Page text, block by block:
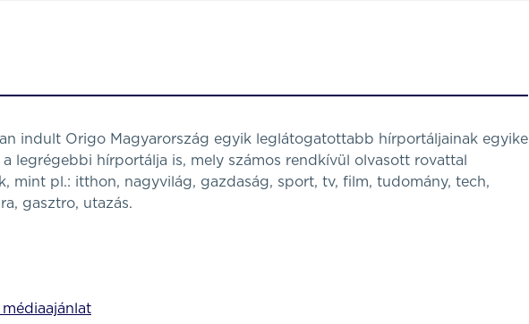
indult Origo Magyarország egyik leglátogatottabb hírportáljainak egyike
a legrégebbi hírportálja is, mely számos rendkívül olvasott rovattal
mint pl.: itthon, nagyvilág, gazdaság, sport, tv, film, tudomány, tech,
gasztro, utazás.